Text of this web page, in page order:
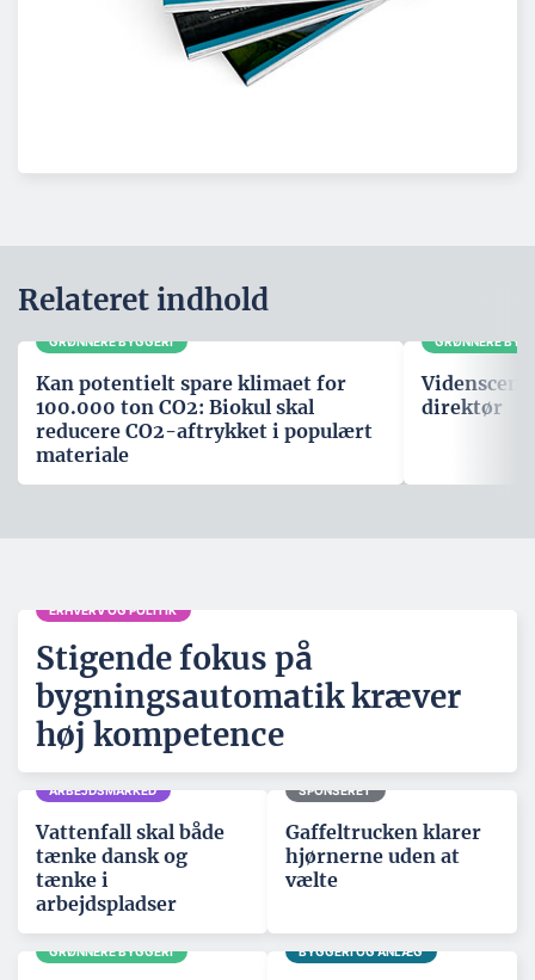
Relateret indhold
GRØNNERE BYGGERI
Kan potentielt spare klimaet for
100.000 ton CO2: Biokul skal
reducere CO2-aftrykket i populært
materiale
GRØNNERE
direktør
ERHVERV OG POLITIK
Stigende fokus på
bygningsautomatik kræver
høj kompetence
ARBEJDSMARKED
Vattenfall skal både
tænke dansk og
tænke i
arbejdspladser
SPONSERET
Gaffeltrucken klarer
hjørnerne uden at
vælte
GRØNNERE BYGGERI BYGGERI OG ANLÆG